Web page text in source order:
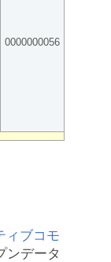
0000000056
ィブコモ
ンデータ